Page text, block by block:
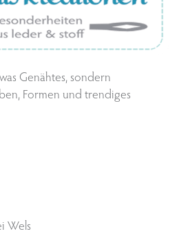
Genähtes, sondern
Formen und trendiges
Wels